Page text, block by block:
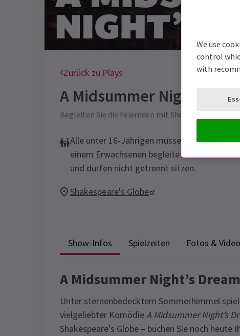
Zurück zu Plays
A Midsummer Night’s
Begleiten Sie die Feiernden mit Shakespeares
Alle unter 16-Jährigen müssen von
einem Erwachsenen begleitet werden
und dürfen nicht getrennt sitzen.
Shakespeare's Globe
Show-Infos Spielzeiten Fotos &
A Midsummer Night’s
Unter sternenbedecktem Sommerhimmel
vielgeliebter KomödieA Midsummer Night’s
Shakespeare's Globe – buchen Sie noch heute
We use
control
with